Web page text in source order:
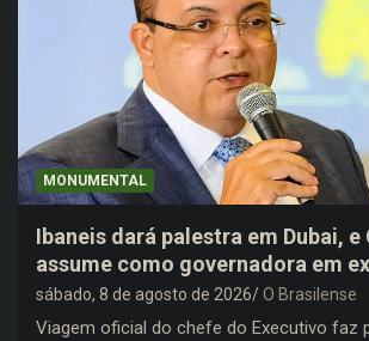
MONUMENTAL
Ibaneis dará palestra em Dubai, e
assume como governadora em
sábado, 8 de agosto de 2026 O Brasilense
Viagem oficial do chefe do Executivo faz